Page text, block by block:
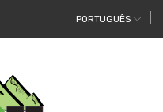
PORTUGUÊS